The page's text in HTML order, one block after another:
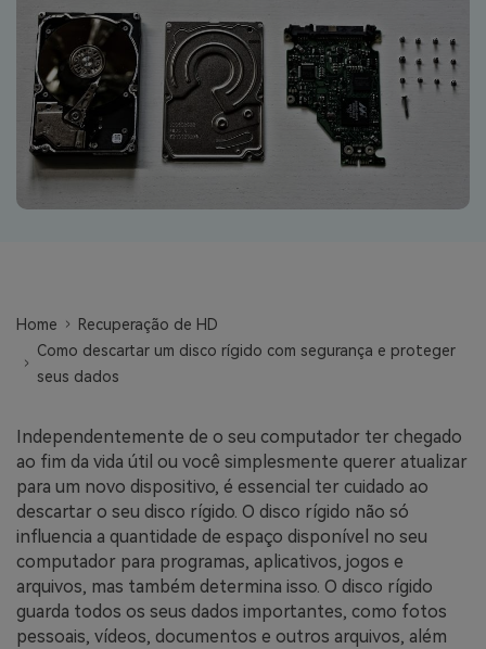
Recoverit Grátis
Recupere dados perdidos/excluídos gratuitamente
Repairit - Reparar Dados
UBackit - Backup de Dados
Teste Online
Home
Recuperação de HD
Como descartar um disco rígido com segurança e proteger
seus dados
Independentemente de o seu computador ter chegado
ao fim da vida útil ou você simplesmente querer atualizar
para um novo dispositivo, é essencial ter cuidado ao
descartar o seu disco rígido. O disco rígido não só
influencia a quantidade de espaço disponível no seu
computador para programas, aplicativos, jogos e
arquivos, mas também determina isso. O disco rígido
guarda todos os seus dados importantes, como fotos
pessoais, vídeos, documentos e outros arquivos, além